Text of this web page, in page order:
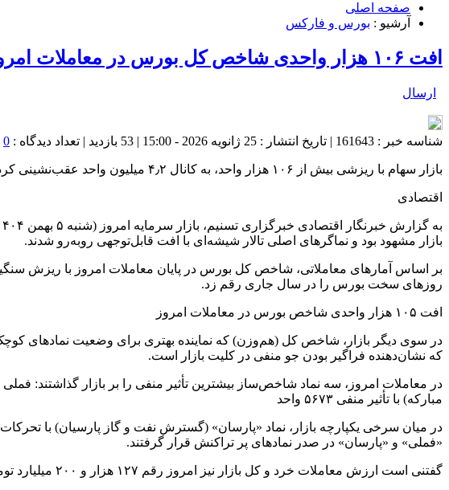
صفحه اصلی
آرشیو : بورس و فارکس
افت ۱۰۶ هزار واحدی شاخص کل بورس در معاملات امروز
ارسال
شناسه خبر : 161643 | تاریخ انتشار : 25 ژانویه 2026 - 15:00 | 53 بازدید | تعداد دیدگاه : 0
بازار سهام با ریزشی بیش از ۱۰۶ هزار واحد، به کانال ۴٫۲ میلیون واحد عقب‌نشینی کرد.
اقتصادی
بازار مشهود بود و نماگرهای اصلی تالار شیشه‌ای با افت قابل‌توجهی روبه‌رو شدند.
روزهای سخت بورس را در سال جاری رقم زد.
افت ۱۰۵ هزار واحدی شاخص بورس در معاملات امروز
که نشان‌دهنده فراگیر بودن جو منفی در کلیت بازار است.
مبارکه) با تأثیر منفی ۵۶۷۳ واحد
«فملی» و «پارسان» در صدر نمادهای پر تراکنش قرار گرفتند.
گفتنی است ارزش معاملات خرد و کل بازار نیز امروز رقم ۱۲۷ هزار و ۲۰۰ میلیارد تومان را ثبت کرد که نشان‌دهنده گردش نقدینگی بالا در روز ریزش بازار است.